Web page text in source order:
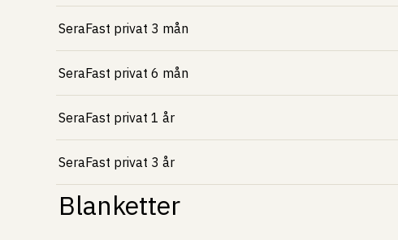
SeraFast privat 3 mån
SeraFast privat 6 mån
SeraFast privat 1 år
SeraFast privat 3 år
Blanketter